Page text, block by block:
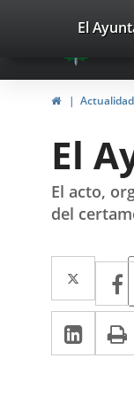
Portal
Web
del
valladolid.es
El
HomeActualidad
El
El acto,
del
a
una
a
a